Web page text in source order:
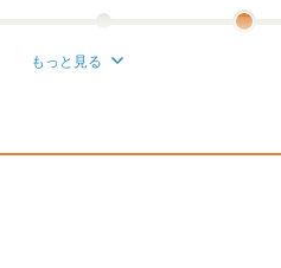
もっと見る